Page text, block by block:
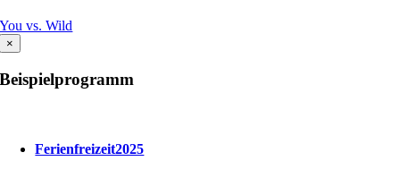
You vs. Wild
×
Beispielprogramm
Ferienfreizeit2025